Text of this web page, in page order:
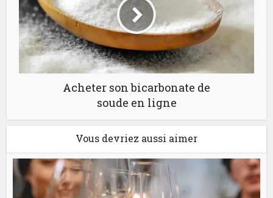
Acheter son bicarbonate de
soude en ligne
Vous devriez aussi aimer